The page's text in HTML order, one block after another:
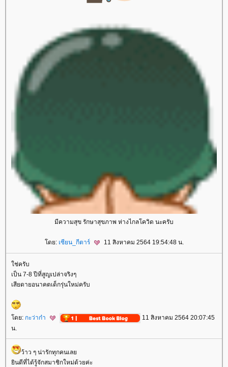
มีความสุข รักษาสุขภาพ ห่างไกลโควิด นะครับ
ดย: เซียน_กีตาร์ 11 สิงหาคม 2564 19:54:48 น.
ช่ครับ
เป็น 7-8 ปีที่สูญเปล่าจริงๆ
เสียดายอนาคตเด็กรุ่นใหม่ครับ
ดย: กะว่าก๋า
11 สิงหาคม 2564 20:07:45
น.
ว้าว ๆ น่ารักทุกคนเล
ินดีที่ได้รู้จักสมาชิกใหม่ด้วยค่ะ